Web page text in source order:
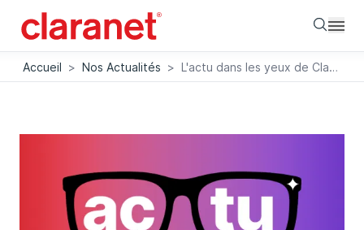
Accueil > Nos Actualités > L'actu dans les yeux de Claranet